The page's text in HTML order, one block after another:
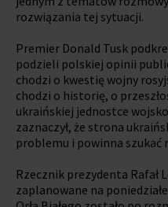
rozwiązania tej sytuacji.
Premier Donald Tusk
podzieli polskiej opinii
chodzi o kwestię wojny
chodzi o historię, o
ukraińskiej jednostce
zaznaczył, że strona
problemu i powinna szukać
Rzecznik prezydenta Rafał
zaplanowane na